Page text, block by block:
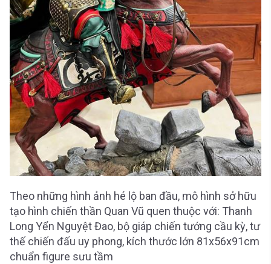
Theo những hình ảnh hé lộ ban đầu, mô hình sở hữu
tạo hình chiến thần Quan Vũ quen thuộc với: Thanh
Long Yển Nguyệt Đao, bộ giáp chiến tướng cầu kỳ, tư
thế chiến đấu uy phong, kích thước lớn 81x56x91cm
chuẩn figure sưu tầm